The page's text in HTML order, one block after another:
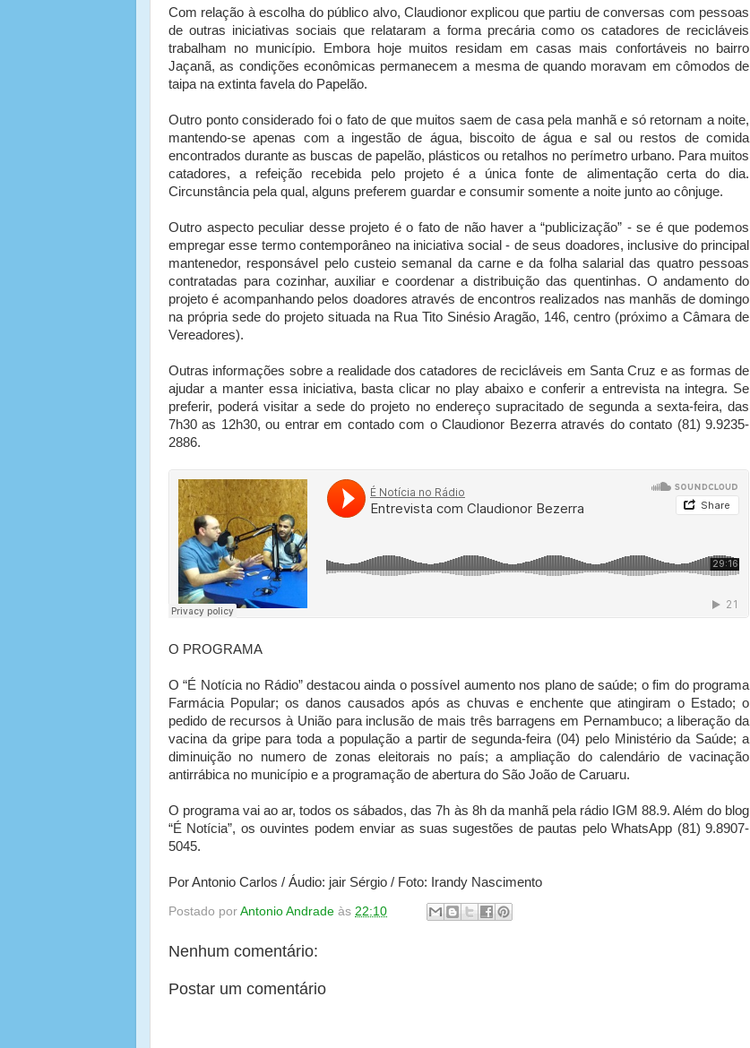
Com relação à escolha do público alvo, Claudionor explicou que partiu de conversas com pessoas
de outras iniciativas sociais que relataram a forma precária como os catadores de recicláveis
trabalham no município. Embora hoje muitos residam em casas mais confortáveis no bairro
Jaçanã, as condições econômicas permanecem a mesma de quando moravam em cômodos de
taipa na extinta favela do Papelão.
Outro ponto considerado foi o fato de que muitos saem de casa pela manhã e só retornam a noite,
mantendo-se apenas com a ingestão de água, biscoito de água e sal ou restos de comida
encontrados durante as buscas de papelão, plásticos ou retalhos no perímetro urbano. Para muitos
catadores, a refeição recebida pelo projeto é a única fonte de alimentação certa do dia.
Circunstância pela qual, alguns preferem guardar e consumir somente a noite junto ao cônjuge.
Outro aspecto peculiar desse projeto é o fato de não haver a “publicização” - se é que podemos
empregar esse termo contemporâneo na iniciativa social - de seus doadores, inclusive do principal
mantenedor, responsável pelo custeio semanal da carne e da folha salarial das quatro pessoas
contratadas para cozinhar, auxiliar e coordenar a distribuição das quentinhas. O andamento do
projeto é acompanhando pelos doadores através de encontros realizados nas manhãs de domingo
na própria sede do projeto situada na Rua Tito Sinésio Aragão, 146, centro (próximo a Câmara de
Vereadores).
Outras informações sobre a realidade dos catadores de recicláveis em Santa Cruz e as formas de
ajudar a manter essa iniciativa, basta clicar no play abaixo e conferir a entrevista na integra. Se
preferir, poderá visitar a sede do projeto no endereço supracitado de segunda a sexta-feira, das
7h30 as 12h30, ou entrar em contado com o Claudionor Bezerra através do contato (81) 9.9235-
2886.
O PROGRAMA
O “É Notícia no Rádio” destacou ainda o possível aumento nos plano de saúde; o fim do programa
Farmácia Popular; os danos causados após as chuvas e enchente que atingiram o Estado; o
pedido de recursos à União para inclusão de mais três barragens em Pernambuco; a liberação da
vacina da gripe para toda a população a partir de segunda-feira (04) pelo Ministério da Saúde; a
diminuição no numero de zonas eleitorais no país; a ampliação do calendário de vacinação
antirrábica no município e a programação de abertura do São João de Caruaru.
O programa vai ao ar, todos os sábados, das 7h às 8h da manhã pela rádio IGM 88.9. Além do blog
“É Notícia”, os ouvintes podem enviar as suas sugestões de pautas pelo WhatsApp (81) 9.8907-
5045.
Por Antonio Carlos / Áudio: jair Sérgio / Foto: Irandy Nascimento
Postado por Antonio Andrade às 22:10
Nenhum comentário:
Postar um comentário